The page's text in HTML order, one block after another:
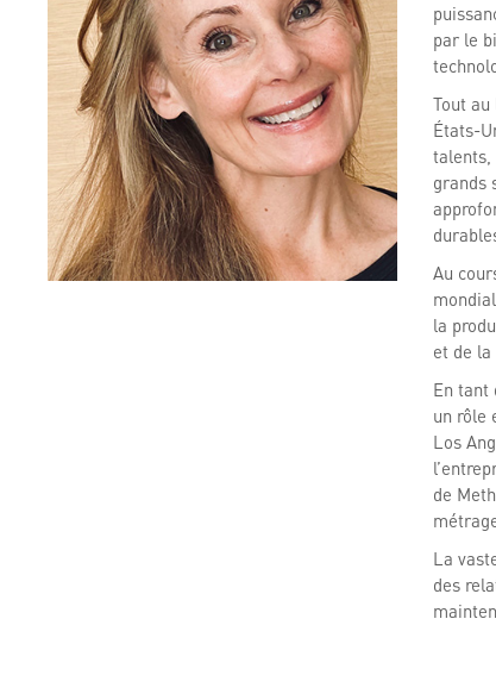
par le
Tout
États-
talents,
grands
Au
la
et de
En tant
un rôle
Los
de
La
des